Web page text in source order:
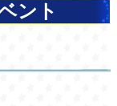
ント